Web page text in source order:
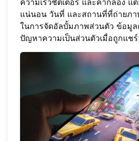
ความเร็วชัตเตอร์ และค่ากล้อง แ
แน่นอน วันที่ และสถานที่ที่ถ่ายภ
ในการจัดอัลบั้มภาพส่วนตัว ข้อมู
ปัญหาความเป็นส่วนตัวเมื่อถูกแช